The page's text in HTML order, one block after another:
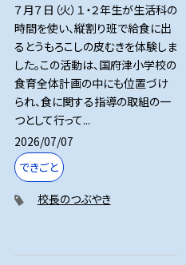
７月７日（火）１・２年生が生活科の
時間を使い、縦割り班で給食に出
るとうもろこしの皮むきを体験しま
した。この活動は、国府津小学校の
食育全体計画の中にも位置づけ
られ、食に関する指導の取組の一
つとして行って...
2026/07/07
できごと
校長のつぶやき